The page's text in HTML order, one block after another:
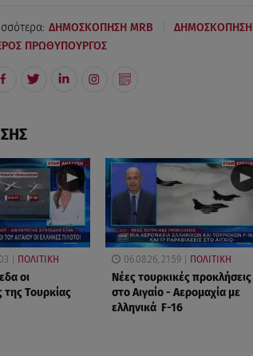
ΔΗΜΟΣΚΟΠΗΣΗ MRB ΔΗΜΟΣΚΟΠΗΣΗ
ΠΡΩΘΥΠΟΥΡΓΟΣ
ΠΟΛΙΤΙΚΗ
οι
της Τουρκίας
06.08.26, 21:59 ΠΟΛΙΤΙΚΗ
Νέες τουρκικές προκλήσεις
στο Αιγαίο - Αερομαχία με
ελληνικά F-16